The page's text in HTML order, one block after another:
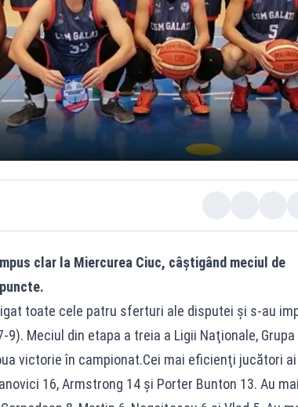
clar la Miercurea Ciuc, câştigând meciul de
toate cele patru sferturi ale disputei şi s-au
Meciul din etapa a treia a Ligii Naţionale, Grupa
victorie în campionat.Cei mai eficienţi jucători ai
16, Armstrong 14 şi Porter Bunton 13. Au mai